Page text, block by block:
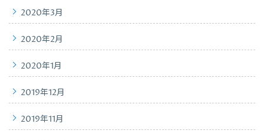
2020年3月
2020年2月
2020年1月
2019年12月
2019年11月